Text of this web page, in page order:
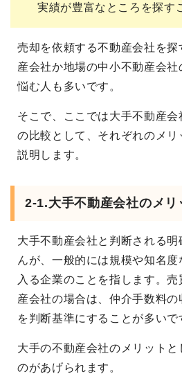
実績が豊富なところを探す
売却を依頼する不動産会社を
産会社か地場の中小不動産会
悩む人も多いです。
そこで、ここでは大手不動産
の比較として、それぞれのメ
説明します。
2-1.大手不動産会社のメリ
大手不動産会社と判断される
んが、一般的には規模や知名
入る企業のことを指します。
産会社の場合は、仲介手数料
を判断基準にすることが多いで
大手の不動産会社のメリットと
のがあげられます。